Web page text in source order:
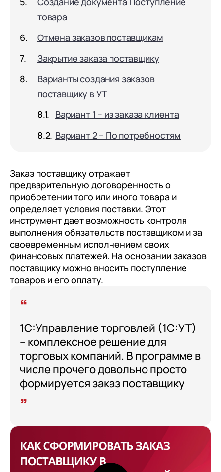
товара
Отмена заказов поставщикам
Закрытие заказа поставщику
Варианты создания заказов
поставщику в УТ
Вариант 1 – из заказа клиента
Вариант 2 – По потребностям
Заказ поставщику отражает
предварительную договоренность о
приобретении того или иного товара и
определяет условия поставки. Этот
инструмент дает возможность контроля
выполнения обязательств поставщиком и за
своевременным исполнением своих
финансовых платежей. На основании заказов
поставщику можно вносить поступление
товаров и его оплату.
1С:Управление торговлей (1С:УТ)
– комплексное решение для
торговых компаний. В программе в
числе прочего довольно просто
формируется заказ поставщику
Переход с Terrasoft CRM на 1С:CRM или
1С-Битрикс 24
документооборот (КЭДО)
1С:Кабинет сотрудника
Внутренний документооборот (СЭД)
1С:Документооборот 8
Управление финансами (FRP)
1С:Управление холдингом
WA:Финансист
Отраслевые решения
Бизнес-аналитика (BI)
1С:Аналитика
Управление взаимоотношениями с
клиентами (CRM)
1С:CRM
Лицензии 1С
Сервисы 1С
1С-Отчетность
1С:Фреш
Доки 1С
Прочие отрасли
Контакты
Релокация
Грейды